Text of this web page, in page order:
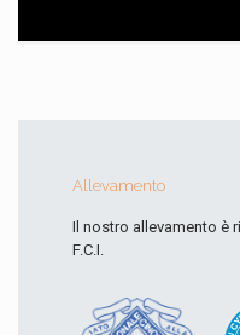
Allevamento
Il nostro allevamento è
F.C.I.